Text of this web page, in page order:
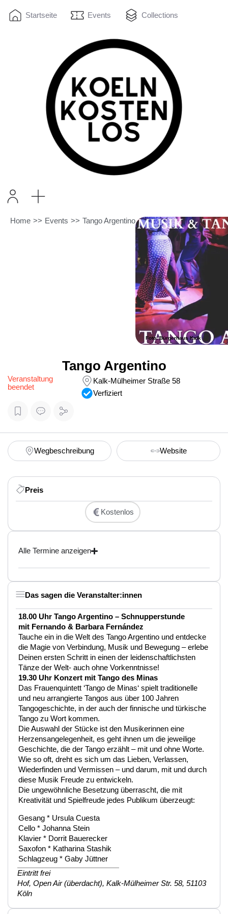
Startseite Events Collections
Home >> Events >> Tango Argentino
Foto: Bürgerhaus Kalk
Tango Argentino
Veranstaltung
beendet
Kalk-Mülheimer Straße 58
Verfiziert
Wegbeschreibung Website
Preis
Kostenlos
Alle Termine anzeigen
Das sagen die Veranstalter:innen
18.00 Uhr Tango Argentino – Schnupperstunde
mit Fernando & Barbara Fernández
Tauche ein in die Welt des Tango Argentino und entdecke
die Magie von Verbindung, Musik und Bewegung – erlebe
Deinen ersten Schritt in einen der leidenschaftlichsten
Tänze der Welt- auch ohne Vorkenntnisse!
19.30 Uhr Konzert mit Tango des Minas
Das Frauenquintett ‘Tango de Minas‘ spielt traditionelle
und neu arrangierte Tangos aus über 100 Jahren
Tangogeschichte, in der auch der finnische und türkische
Tango zu Wort kommen.
Die Auswahl der Stücke ist den Musikerinnen eine
Herzensangelegenheit, es geht ihnen um die jeweilige
Geschichte, die der Tango erzählt – mit und ohne Worte.
Wie so oft, dreht es sich um das Lieben, Verlassen,
Wiederfinden und Vermissen – und darum, mit und durch
diese Musik Freude zu entwickeln.
Die ungewöhnliche Besetzung überrascht, die mit
Kreativität und Spielfreude jedes Publikum überzeugt:
Gesang * Ursula Cuesta
Cello * Johanna Stein
Klavier * Dorrit Bauerecker
Saxofon * Katharina Stashik
Schlagzeug * Gaby Jüttner
Eintritt frei
Hof, Open Air (überdacht), Kalk-Mülheimer Str. 58, 51103
Köln